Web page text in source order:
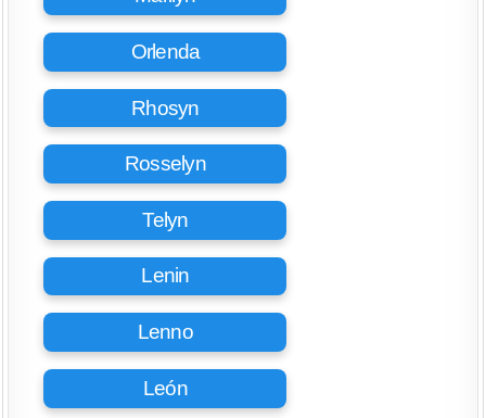
Orlenda
Rhosyn
Rosselyn
Telyn
Lenin
Lenno
León